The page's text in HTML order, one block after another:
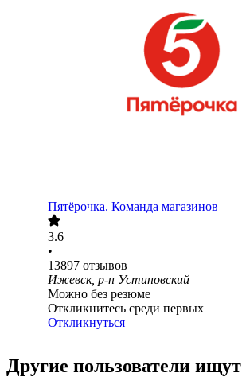
Пятёрочка. Команда магазинов
3.6
•
13897 отзывов
Ижевск, р-н Устиновский
Можно без резюме
Откликнитесь среди первых
Откликнуться
Другие пользователи ищут